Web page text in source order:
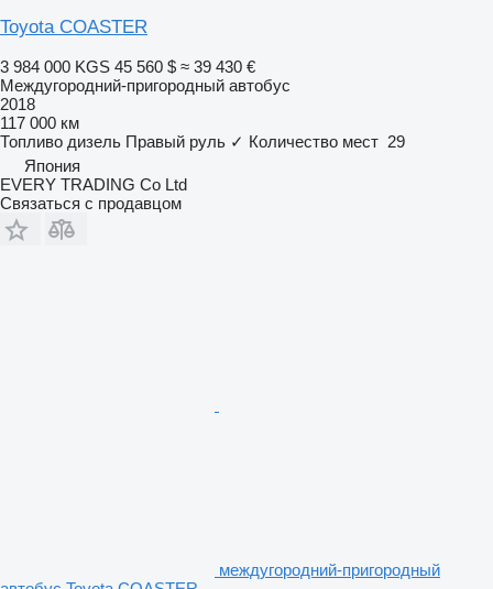
Toyota COASTER
3 984 000 KGS 45 560 $ ≈ 39 430 €
Междугородний-пригородный автобус
2018
117 000 км
Топливо дизель Правый руль ✓ Количество мест 29
Япония
EVERY TRADING Co Ltd
Связаться с продавцом
междугородний-пригородный